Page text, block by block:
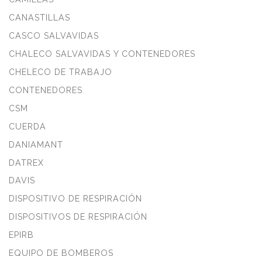
CANASTILLAS
CASCO SALVAVIDAS
CHALECO SALVAVIDAS Y CONTENEDORES
CHELECO DE TRABAJO
CONTENEDORES
CSM
CUERDA
DANIAMANT
DATREX
DAVIS
DISPOSITIVO DE RESPIRACIÓN
DISPOSITIVOS DE RESPIRACIÓN
EPIRB
EQUIPO DE BOMBEROS